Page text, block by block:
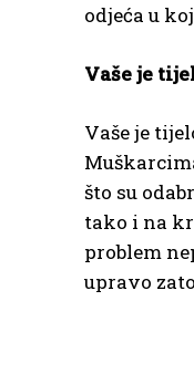
odjeća u
Vaše je
Vaše je
što su
tako i na
problem
upravo